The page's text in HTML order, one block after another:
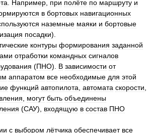
Например при полёте по маршруту и
в бортовых навигационных
наземные маяки и бортовые
посадки).
контуры формирования заданной
отработки командных сигналов
(ПНО). В зависимости от
аппаратом все необходимые для этой
функций автопилота автомата скорости
могут быть объединены
(САУ), входящую в состав ПНО
с выбором лётчика обеспечивает все